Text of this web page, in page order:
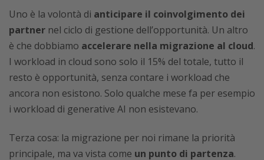
Uno è la volontà di anticipare il coinvolgimento dei
partner nel ciclo di gestione dell’opportunità. Un altro
è che dobbiamo accelerare nella migrazione al cloud.
I workload in cloud sono solo il 15% del totale, tutto il
resto è opportunità, senza contare i workload che
ancora non esistono. Solo qualche mese fa per esempio
i workload di generative AI non esistevano.
Terza cosa: la migrazione per noi rimane la priorità
principale, ma va vista come un punto di partenza.